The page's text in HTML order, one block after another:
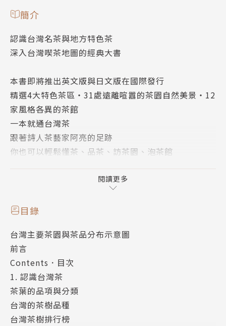
簡介
認識台灣名茶與地方特色茶
深入台灣喫茶地圖的經典大書
本書即將推出英文版與日文版在國際發行
精選4大特色茶區‧31處遠離喧囂的茶園自然美景‧12
家風格各異的茶館
一本就通台灣茶
跟著詩人茶藝家阿亮的足跡
你也可以輕鬆懂茶、品茶、訪茶園、泡茶館
本書是兩岸媒體普遍譽為「茶葉達人」的詩人藝術家吳
德亮，繼《台北找茶》、《風起雲湧普洱茶》、《台灣
找茶》、《珍珠奶茶完全攻略》、《普洱找茶》、《客
廣受愛茶朋友們喜愛的暢銷大書後，2011年再接再
厲，耗時兩年、多次勤走全台茶鄉與特色茶館，用詩人
的心、畫家的眼、作家的筆，以優美的文字與精彩照片
所呈現的年度最新鉅作，讓您一看就通台灣茶，熟讀本
書，您也可以成為輕鬆認識台灣茶、快樂找茶喫茶的茶
葉達人。
閱讀更多
目錄
台灣主要茶園與茶品分布示意圖
前言
Contents．目次
1. 認識台灣茶
茶葉的品項與分類
台灣的茶樹品種
台灣茶樹排行榜